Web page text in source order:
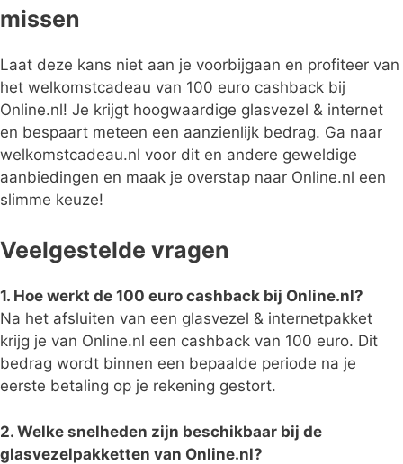
missen
Laat deze kans niet aan je voorbijgaan en profiteer van
het welkomstcadeau van 100 euro cashback bij
Online.nl! Je krijgt hoogwaardige glasvezel & internet
en bespaart meteen een aanzienlijk bedrag. Ga naar
welkomstcadeau.nl voor dit en andere geweldige
aanbiedingen en maak je overstap naar Online.nl een
slimme keuze!
Veelgestelde vragen
1. Hoe werkt de 100 euro cashback bij Online.nl?
Na het afsluiten van een glasvezel & internetpakket
krijg je van Online.nl een cashback van 100 euro. Dit
bedrag wordt binnen een bepaalde periode na je
eerste betaling op je rekening gestort.
2. Welke snelheden zijn beschikbaar bij de
glasvezelpakketten van Online.nl?